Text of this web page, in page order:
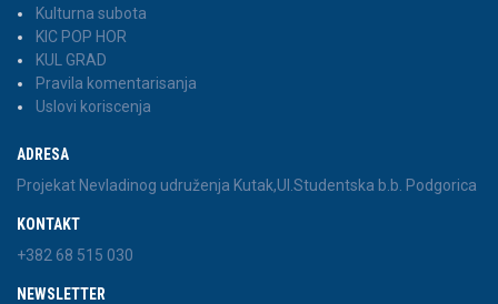
Kulturna subota
KIC POP HOR
KUL GRAD
Pravila komentarisanja
Uslovi koriscenja
ADRESA
Projekat Nevladinog udruženja Kutak,Ul.Studentska b.b. Podgorica
KONTAKT
+382 68 515 030
NEWSLETTER